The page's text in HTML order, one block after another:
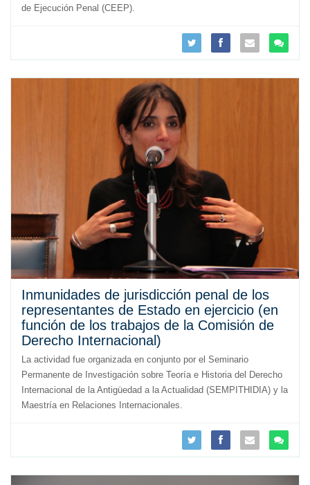
de Ejecución Penal (CEEP).
Inmunidades de jurisdicción penal de los
representantes de Estado en ejercicio (en
función de los trabajos de la Comisión de
Derecho Internacional)
La actividad fue organizada en conjunto por el Seminario
Permanente de Investigación sobre Teoría e Historia del Derecho
Internacional de la Antigüedad a la Actualidad (SEMPITHIDIA) y la
Maestría en Relaciones Internacionales.